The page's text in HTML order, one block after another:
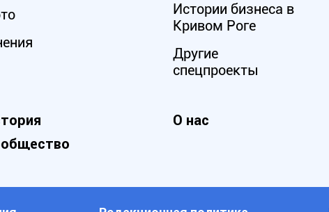
Истории бизнеса в
Кривом Роге
Другие
спецпроекты
О нас